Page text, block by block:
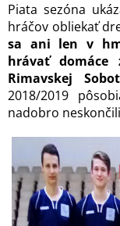
Piata sezóna
hráčov obliekať
sa ani len v
hrávať domáce
Rimavskej
2018/2019
nadobro